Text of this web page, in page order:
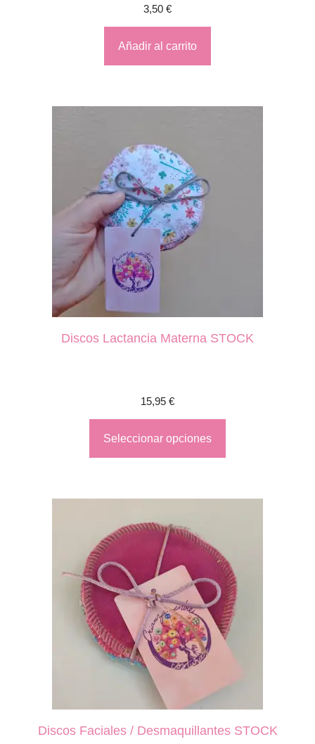
3,50 €
Añadir al carrito
Discos Lactancia Materna STOCK
15,95 €
Seleccionar opciones
Discos Faciales / Desmaquillantes STOCK